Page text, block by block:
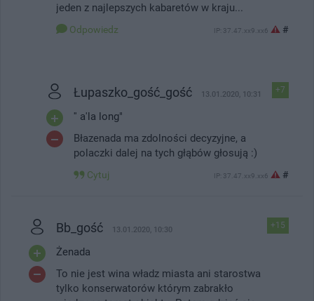
jeden z najlepszych kabaretów w kraju...
Odpowiedz IP: 37.47.xx9.xx6 #
+7
Łupaszko_gość_gość 13.01.2020, 10:31
'' a'la long"
Błazenada ma zdolności decyzyjne, a
polaczki dalej na tych głąbów głosują :)
Cytuj IP: 37.47.xx9.xx6 #
+15
Bb_gość 13.01.2020, 10:30
Żenada
To nie jest wina władz miasta ani starostwa
tylko konserwatorów którym zabrakło